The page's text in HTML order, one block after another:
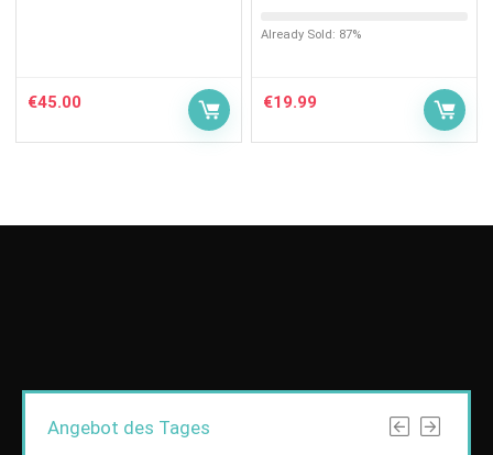
€45.00
Already Sold: 87%
€19.99
Angebot des Tages